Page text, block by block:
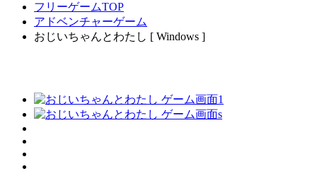
フリーゲームTOP
アドベンチャーゲーム
おじいちゃんとわたし [ Windows ]